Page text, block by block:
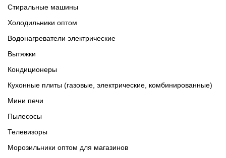
Cтиральные машины
Холодильники оптом
Водонагреватели электрические
Вытяжки
Кондиционеры
Кухонные плиты (газовые, электрические, комбинированные)
Мини печи
Пылесосы
Телевизоры
Морозильники оптом для магазинов